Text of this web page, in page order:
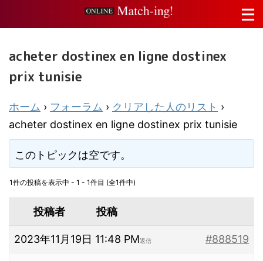
acheter dostinex en ligne dostinex
prix tunisie
ホーム › フォーラム › クリアした人のリスト ›
acheter dostinex en ligne dostinex prix tunisie
このトピックは空です。
1件の投稿を表示中 - 1 - 1件目 (全1件中)
投稿者 投稿
2023年11月19日 11:48 PM #888519
返信